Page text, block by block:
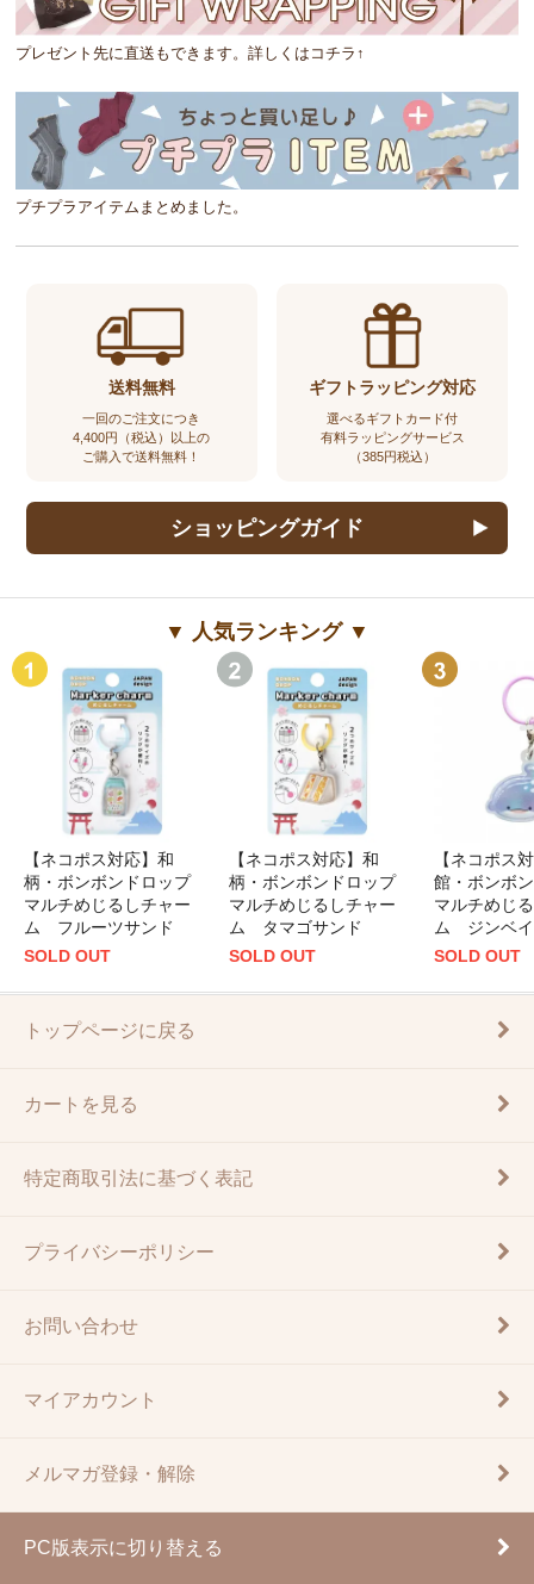
プレゼント先に直送もできます。詳しくはコチラ↑
プチプラアイテムまとめました。
送料無料
一回のご注文につき
4,400円（税込）以上の
ご購入で送料無料！
ギフトラッピング対応
選べるギフトカード付
有料ラッピングサービス
（385円税込）
ショッピングガイド
▼ 人気ランキング ▼
【ネコポス対応】和
柄・ボンボンドロップ
マルチめじるしチャー
ム フルーツサンド
SOLD OUT
【ネコポス対応】和
柄・ボンボンドロップ
マルチめじるしチャー
ム タマゴサンド
SOLD OUT
【ネコポス
館・ボンボ
マルチめじ
ム ジンベ
SOLD OUT
トップページに戻る
カートを見る
特定商取引法に基づく表記
プライバシーポリシー
お問い合わせ
マイアカウント
メルマガ登録・解除
PC版表示に切り替える